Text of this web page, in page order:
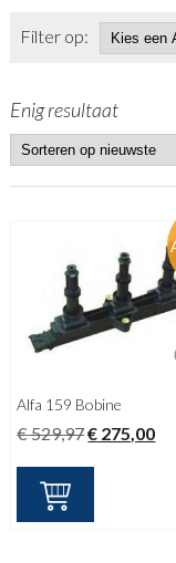
Filter op:
Enig resultaat
Alfa 159 Bobine
€529,97€ 275,00